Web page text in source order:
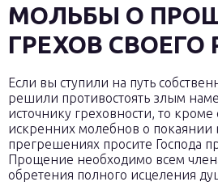
МОЛЬБЫ О
ГРЕХОВ СВОЕГО
Если вы ступили на путь
решили противостоять злым
источнику греховности, то
искренних молебнов о
прегрешениях просите Господа
Прощение необходимо всем
обретения полного исцеления